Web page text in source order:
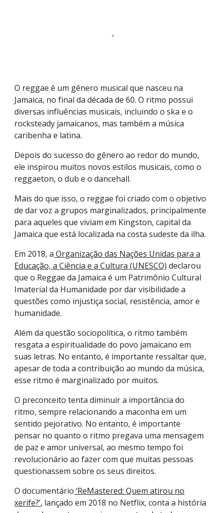
O reggae é um gênero musical que nasceu na
Jamaica, no final da década de 60. O ritmo possui
diversas influências musicais, incluindo o ska e o
rocksteady jamaicanos, mas também a música
caribenha e latina.
Depois do sucesso do gênero ao redor do mundo,
ele inspirou muitos novos estilos musicais, como o
reggaeton, o dub e o dancehall.
Mais do que isso, o reggae foi criado com o objetivo
de dar voz a grupos marginalizados, principalmente
para aqueles que viviam em Kingston, capital da
Jamaica que está localizada na costa sudeste da ilha.
Em 2018, a Organização das Nações Unidas para a
Educação, a Ciência e a Cultura (UNESCO) declarou
que o Reggae da Jamaica é um Patrimônio Cultural
Imaterial da Humanidade por dar visibilidade a
questões como injustiça social, resistência, amor e
humanidade.
Além da questão sociopolítica, o ritmo também
resgata a espiritualidade do povo jamaicano em
suas letras. No entanto, é importante ressaltar que,
apesar de toda a contribuição ao mundo da música,
esse ritmo é marginalizado por muitos.
O preconceito tenta diminuir a importância do
ritmo, sempre relacionando a maconha em um
sentido pejorativo. No entanto, é importante
pensar no quanto o ritmo pregava uma mensagem
de paz e amor universal, ao mesmo tempo foi
revolucionário ao fazer com que muitas pessoas
questionassem sobre os seus direitos.
O documentário ‘ReMastered: Quem atirou no
xerife?’, lançado em 2018 no Netflix, conta a história